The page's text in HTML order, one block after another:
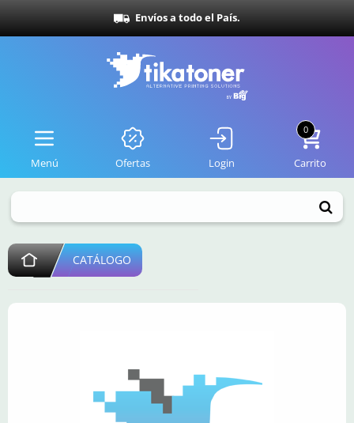
Envíos a todo el País.
Menú Ofertas Login Carrito
0
CATÁLOGO